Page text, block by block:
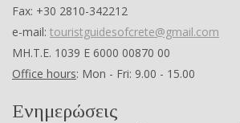
Fax: +30 2810-342212
e-mail: touristguidesofcrete@gmail.com
ΜΗ.Τ.Ε. 1039 Ε 6000 00870 00
Office hours: Mon - Fri: 9.00 - 15.00
Ενημερώσεις